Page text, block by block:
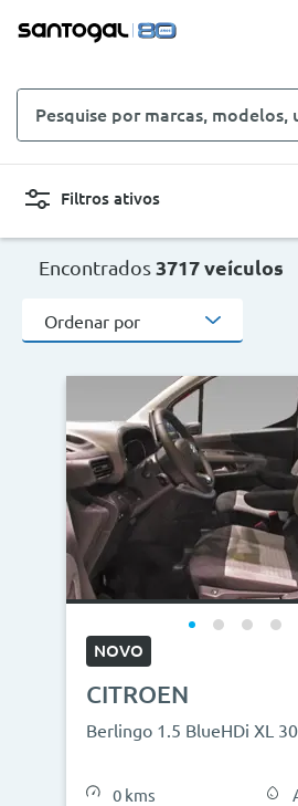
Pesquise
por
marcas,
modelos,
usados...Filtros ativos
CARROS
Novo, Usado, ...
Marcas
Modelos
Combustíveis
Nº de lugares
Outros critérios
Encontrados 3717 veículos
Ordenar por
NOVO
CITROEN
Berlingo 1.5 BlueHDi XL 30
0 kms